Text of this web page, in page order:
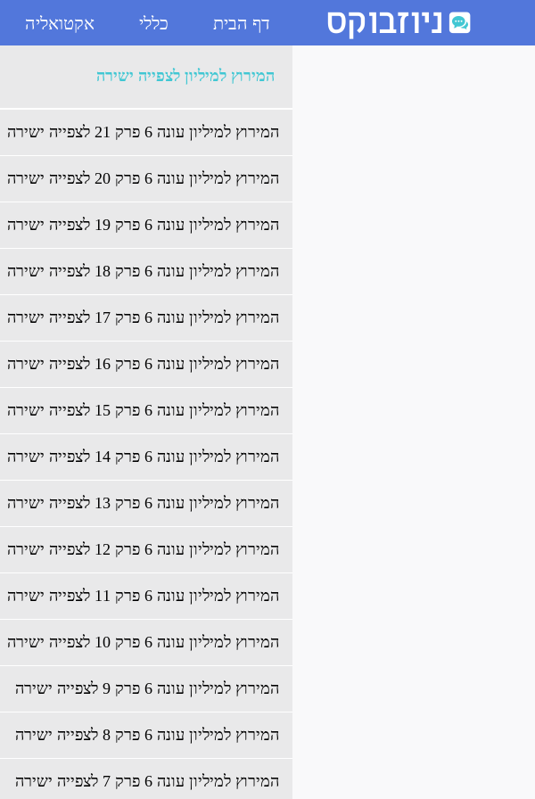
דף הבית כללי אקטואליה
ארכיון המירוץ למיליון לצפייה ישירה - ניוזבוקס
המירוץ למיליון לצפייה ישירה
המירוץ למיליון עונה 6 פרק 21 לצפייה ישירה
המירוץ למיליון עונה 6 פרק 20 לצפייה ישירה
המירוץ למיליון עונה 6 פרק 19 לצפייה ישירה
המירוץ למיליון עונה 6 פרק 18 לצפייה ישירה
המירוץ למיליון עונה 6 פרק 17 לצפייה ישירה
המירוץ למיליון עונה 6 פרק 16 לצפייה ישירה
המירוץ למיליון עונה 6 פרק 15 לצפייה ישירה
המירוץ למיליון עונה 6 פרק 14 לצפייה ישירה
המירוץ למיליון עונה 6 פרק 13 לצפייה ישירה
המירוץ למיליון עונה 6 פרק 12 לצפייה ישירה
המירוץ למיליון עונה 6 פרק 11 לצפייה ישירה
המירוץ למיליון עונה 6 פרק 10 לצפייה ישירה
המירוץ למיליון עונה 6 פרק 9 לצפייה ישירה
המירוץ למיליון עונה 6 פרק 8 לצפייה ישירה
המירוץ למיליון עונה 6 פרק 7 לצפייה ישירה